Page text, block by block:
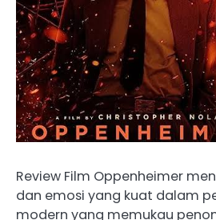
Review Film Oppenheimer
dan emosi yang kuat dalam
modern yang memukau